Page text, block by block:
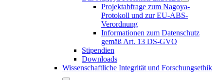
Projektabfrage zum Nagoya-
Protokoll und zur EU-ABS-
Verordnung
Informationen zum Datenschutz
gemäß Art. 13 DS-GVO
Stipendien
Downloads
Wissenschaftliche Integrität und Forschungsethik